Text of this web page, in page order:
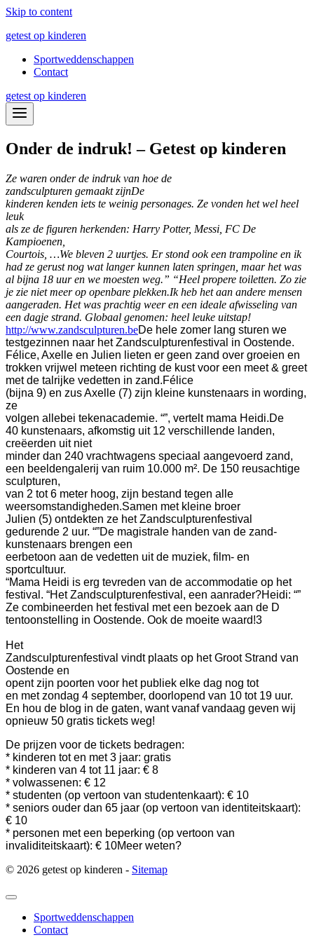
Skip to content
getest op kinderen
Sportweddenschappen
Contact
getest op kinderen
Onder de indruk! – Getest op kinderen
Ze waren onder de indruk van hoe de
zandsculpturen gemaakt zijnDe
kinderen kenden iets te weinig personages. Ze vonden het wel heel
leuk
als ze de figuren herkenden: Harry Potter, Messi, FC De
Kampioenen,
Courtois, …We bleven 2 uurtjes. Er stond ook een trampoline en ik
had ze gerust nog wat langer kunnen laten springen, maar het was
al bijna 18 uur en we moesten weg.” “Heel propere toiletten. Zo zie
je zie niet meer op openbare plekken.Ik heb het aan andere mensen
aangeraden. Het was prachtig weer en een ideale afwisseling van
een dagje strand. Globaal genomen: heel leuke uitstap!
http://www.zandsculpturen.beDe hele zomer lang sturen we
testgezinnen naar het Zandsculpturenfestival in Oostende.
Félice, Axelle en Julien lieten er geen zand over groeien en
trokken vrijwel meteen richting de kust voor een meet & greet
met de talrijke vedetten in zand.Félice
(bijna 9) en zus Axelle (7) zijn kleine kunstenaars in wording,
ze
volgen allebei tekenacademie. “”, vertelt mama Heidi.De
40 kunstenaars, afkomstig uit 12 verschillende landen,
creëerden uit niet
minder dan 240 vrachtwagens speciaal aangevoerd zand,
een beeldengalerij van ruim 10.000 m². De 150 reusachtige
sculpturen,
van 2 tot 6 meter hoog, zijn bestand tegen alle
weersomstandigheden.Samen met kleine broer
Julien (5) ontdekten ze het Zandsculpturenfestival
gedurende 2 uur. “”De magistrale handen van de zand-
kunstenaars brengen een
eerbetoon aan de vedetten uit de muziek, film- en
sportcultuur.
“Mama Heidi is erg tevreden van de accommodatie op het
festival. “Het Zandsculpturenfestival, een aanrader?Heidi: “”
Ze combineerden het festival met een bezoek aan de D
tentoonstelling in Oostende. Ook de moeite waard!3
Het
Zandsculpturenfestival vindt plaats op het Groot Strand van
Oostende en
opent zijn poorten voor het publiek elke dag nog tot
en met zondag 4 september, doorlopend van 10 tot 19 uur.
En hou de blog in de gaten, want vanaf vandaag geven wij
opnieuw 50 gratis tickets weg!
De prijzen voor de tickets bedragen:
* kinderen tot en met 3 jaar: gratis
* kinderen van 4 tot 11 jaar: € 8
* volwassenen: € 12
* studenten (op vertoon van studentenkaart): € 10
* seniors ouder dan 65 jaar (op vertoon van identiteitskaart):
€ 10
* personen met een beperking (op vertoon van
invaliditeitskaart): € 10Meer weten?
© 2026 getest op kinderen - Sitemap
Sportweddenschappen
Contact